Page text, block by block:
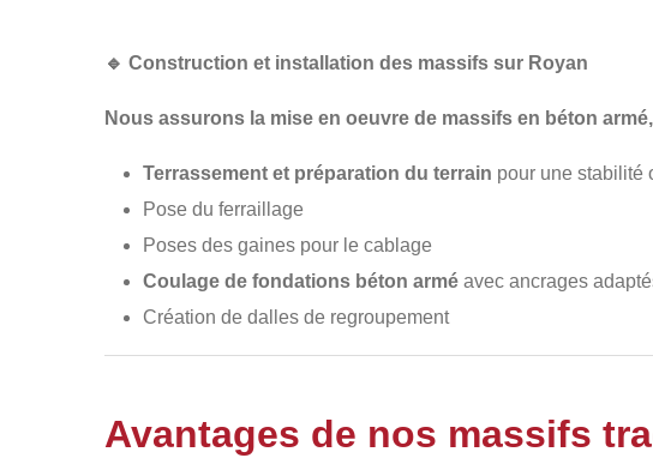
🔹 Construction et installation des massifs sur Royan
Nous assurons la mise en oeuvre de massifs en béton armé
Terrassement et préparation du terrain pour une stabilité
Pose du ferraillage
Poses des gaines pour le cablage
Coulage de fondations béton armé avec ancrages
Création de dalles de regroupement
Avantages de nos massifs